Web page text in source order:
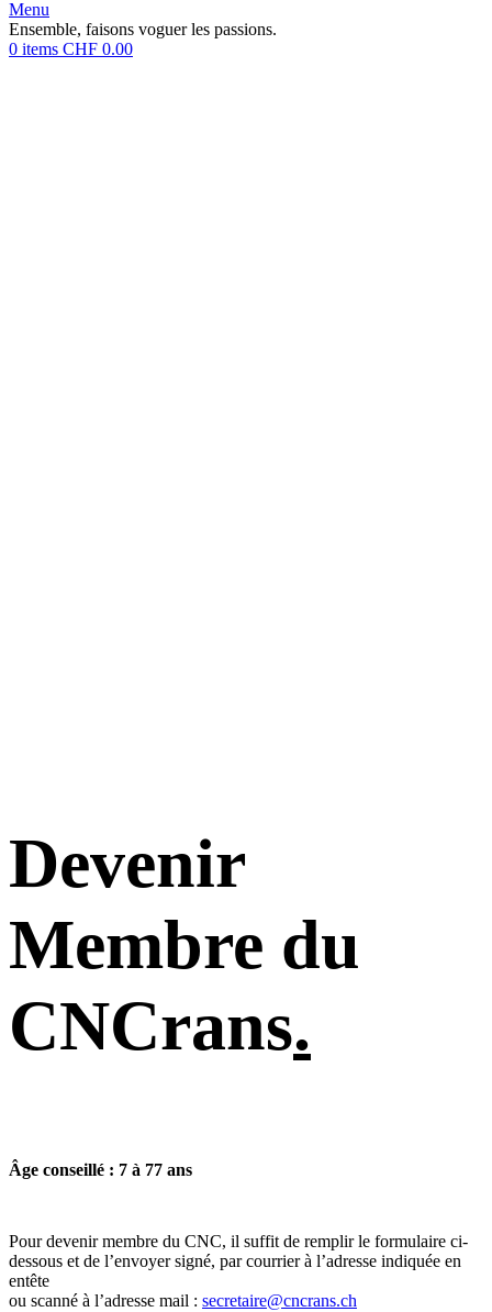
Menu
Ensemble, faisons voguer les passions.
0 items CHF 0.00
Devenir
Membre du
CNCrans.
Âge conseillé : 7 à 77 ans
Pour devenir membre du CNC, il suffit de remplir le formulaire ci-
dessous et de l’envoyer signé, par courrier à l’adresse indiquée en
entête
ou scanné à l’adresse mail : secretaire@cncrans.ch